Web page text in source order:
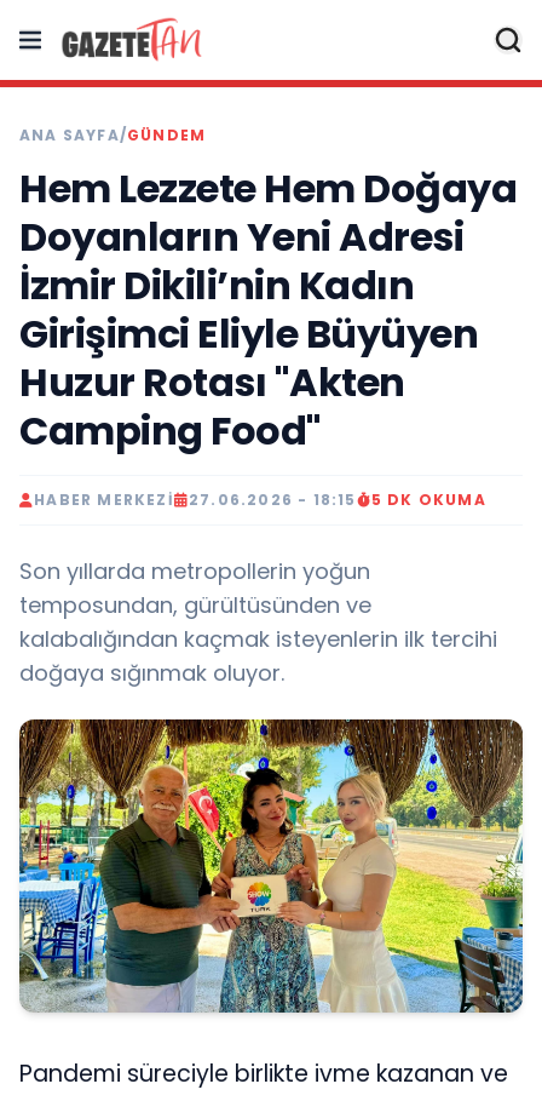
ANA SAYFA/GÜNDEM
Hem Lezzete Hem Doğaya
Doyanların Yeni Adresi
İzmir Dikili’nin Kadın
Girişimci Eliyle Büyüyen
Huzur Rotası "Akten
Camping Food"
HABER MERKEZI 27.06.2026 - 18:15 5 DK OKUMA
Son yıllarda metropollerin yoğun
temposundan, gürültüsünden ve
kalabalığından kaçmak isteyenlerin ilk tercihi
doğaya sığınmak oluyor.
Pandemi süreciyle birlikte ivme kazanan ve